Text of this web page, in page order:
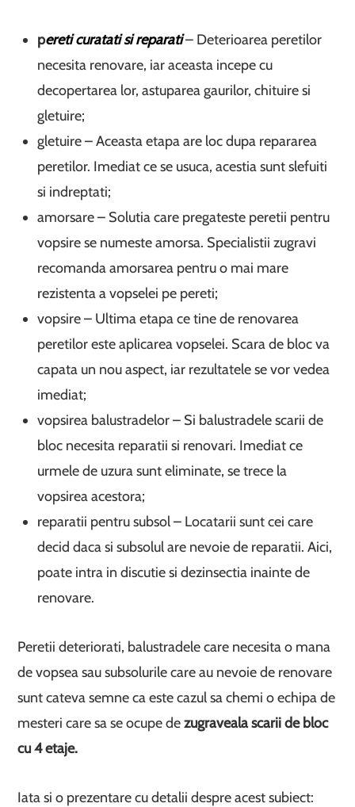
pereti curatati si reparati– Deterioarea peretilor
necesita renovare, iar aceasta incepe cu
decopertarea lor, astuparea gaurilor, chituire si
gletuire;
gletuire – Aceasta etapa are loc dupa repararea
peretilor. Imediat ce se usuca, acestia sunt slefuiti
si indreptati;
amorsare – Solutia care pregateste peretii pentru
vopsire se numeste amorsa. Specialistii zugravi
recomanda amorsarea pentru o mai mare
rezistenta a vopselei pe pereti;
vopsire – Ultima etapa ce tine de renovarea
peretilor este aplicarea vopselei. Scara de bloc va
capata un nou aspect, iar rezultatele se vor vedea
imediat;
vopsirea balustradelor – Si balustradele scarii de
bloc necesita reparatii si renovari. Imediat ce
urmele de uzura sunt eliminate, se trece la
vopsirea acestora;
reparatii pentru subsol – Locatarii sunt cei care
decid daca si subsolul are nevoie de reparatii. Aici,
poate intra in discutie si dezinsectia inainte de
renovare.
Peretii deteriorati, balustradele care necesita o mana
de vopsea sau subsolurile care au nevoie de renovare
sunt cateva semne ca este cazul sa chemi o echipa de
mesteri care sa se ocupe dezugraveala scarii de bloc
cu 4 etaje.
Iata si o prezentare cu detalii despre acest subiect: